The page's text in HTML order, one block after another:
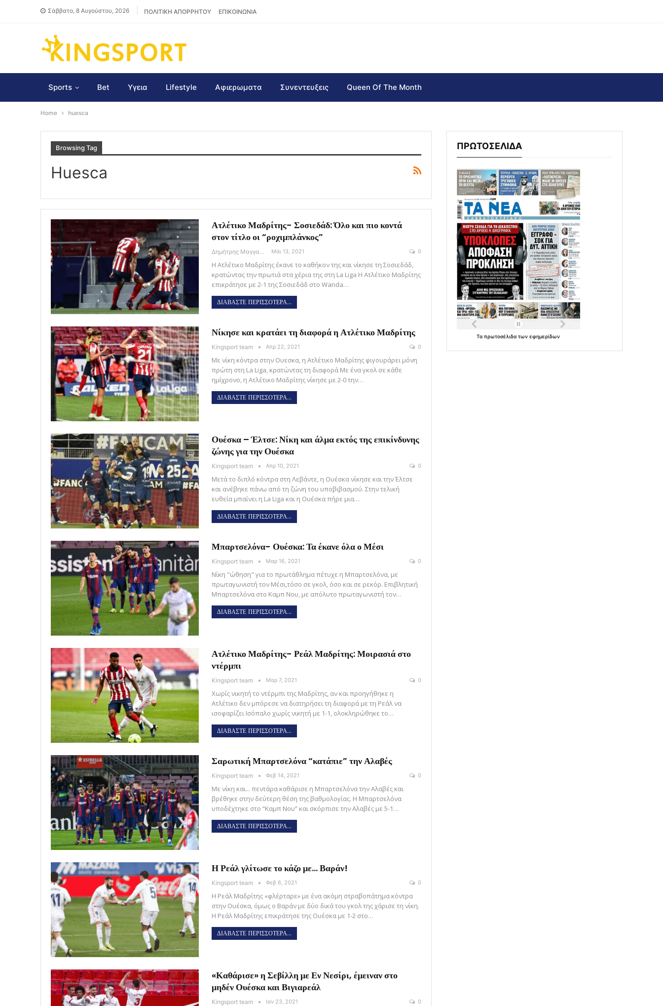
Σάββατο, 8 Αυγούστου, 2026 ΠΟΛΙΤΙΚΗ ΑΠΟΡΡΗΤΟΥ ΕΠΙΚΟΙΝΩΝΙΑ
Sports Bet Υγεια Lifestyle Αφιερωματα Συνεντευξεις Queen Of The Month
Home huesca
Browsing Tag
Huesca
Ατλέτικο Μαδρίτης- Σοσιεδάδ: Όλο και πιο κοντά
στον τίτλο οι “ροχιμπλάνκος”
Δημήτρης Μαγγανάρης Μάι 13, 2021 0
Η Ατλέτικο Μαδρίτης έκανε το καθήκον της και νίκησε τη Σοσιεδάδ,
κρατώντας την πρωτιά στα χέρια της στη La Liga H Ατλέτικο Μαδρίτης
επικράτησε με 2-1 της Σοσιεδάδ στο Wanda…
ΔΙΑΒΑΣΤΕ ΠΕΡΙΣΣΟΤΕΡΑ...
Νίκησε και κρατάει τη διαφορά η Ατλέτικο Μαδρίτης
Kingsport team Απρ 22, 2021 0
Με νίκη κόντρα στην Ουεσκα, η Ατλέτικο Μαδρίτης φιγουράρει μόνη
πρώτη στη La Liga, κρατώντας τη διαφορά Με ένα γκολ σε κάθε
ημίχρονο, η Ατλέτικο Μαδρίτης νίκησε με 2-0 την…
ΔΙΑΒΑΣΤΕ ΠΕΡΙΣΣΟΤΕΡΑ...
Ουέσκα – Έλτσε: Νίκη και άλμα εκτός της επικίνδυνης
ζώνης για την Ουέσκα
Kingsport team Απρ 10, 2021 0
Μετά το διπλό κόντρα στη Λεβάντε, η Ουέσκα νίκησε και την Έλτσε
και ανέβηκε πάνω από τη ζώνη του υποβιβασμού. Στην τελική
ευθεία μπαίνει η La Liga και η Ουέσκα πήρε μια…
ΔΙΑΒΑΣΤΕ ΠΕΡΙΣΣΟΤΕΡΑ...
Μπαρτσελόνα- Ουέσκα: Τα έκανε όλα ο Μέσι
Kingsport team Μαρ 16, 2021 0
Νίκη "ώθηση" για το πρωτάθλημα πέτυχε η Μπαρτσελόνα, με
πρωταγωνιστή τον Μέσι,τόσο σε γκολ, όσο και σε ρεκόρ. Επιβλητική
Μπαρτσελόνα στο Καμπ Νου, με απόλυτο πρωταγωνιστή τον…
ΔΙΑΒΑΣΤΕ ΠΕΡΙΣΣΟΤΕΡΑ...
Ατλέτικο Μαδρίτης- Ρεάλ Μαδρίτης: Μοιρασιά στο
ντέρμπι
Kingsport team Μαρ 7, 2021 0
Χωρίς νικητή το ντέρμπι της Μαδρίτης, αν και προηγήθηκε η
Ατλέτικο δεν μπόρεσε να διατηρήσει τη διαφορά με τη Ρεάλ να
ισοφαρίζει Ισόπαλο χωρίς νικητή με 1-1, ολοκληρώθηκε το…
ΔΙΑΒΑΣΤΕ ΠΕΡΙΣΣΟΤΕΡΑ...
Σαρωτική Μπαρτσελόνα “κατάπιε” την Αλαβές
Kingsport team Φεβ 14, 2021 0
Με νίκη και... πεντάρα καθάρισε η Μπαρτσελόνα την Αλαβές και
βρέθηκε στην δεύτερη θέση της βαθμολογίας. Η Μπαρτσελόνα
υποδέχτηκε στο “Καμπ Νου” και σκόρπισε την Αλαβές με 5-1…
ΔΙΑΒΑΣΤΕ ΠΕΡΙΣΣΟΤΕΡΑ...
Η Ρεάλ γλίτωσε το κάζο με… Βαράν!
Kingsport team Φεβ 6, 2021 0
Η Ρεάλ Μαδρίτης «φλέρταρε» με ένα ακόμη στραβοπάτημα κόντρα
στην Ουέσκα, όμως ο Βαράν με δύο δικά του γκολ της χάρισε τη νίκη.
Η Ρεάλ Μαδρίτης επικράτησε της Ουέσκα με 1-2 στο…
ΔΙΑΒΑΣΤΕ ΠΕΡΙΣΣΟΤΕΡΑ...
«Καθάρισε» η Σεβίλλη με Εν Νεσίρι, έμειναν στο
μηδέν Ουέσκα και Βιγιαρεάλ
Kingsport team Ιαν 23, 2021 0
ΠΡΩΤΟΣΕΛΙΔΑ
Ταπρωτοσέλιδατωνεφημερίδων